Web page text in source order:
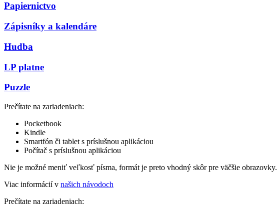
Papiernictvo
Zápisníky a kalendáre
Hudba
LP platne
Puzzle
Prečítate na zariadeniach:
Pocketbook
Kindle
Smartfón či tablet s príslušnou aplikáciou
Počítač s príslušnou aplikáciou
Nie je možné meniť veľkosť písma, formát je preto vhodný skôr pre väčšie obrazovky.
Viac informácií v našich návodoch
Prečítate na zariadeniach: